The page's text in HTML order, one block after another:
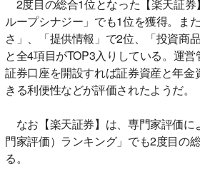
2度目の総合1位となった【楽天証
ループシナジー」でも1位を獲得。ま
さ」、「提供情報」で2位、「投資商
と全4項目がTOP3入りしている。運
証券口座を開設すれば証券資産と年
きる利便性などが評価されたようだ。
なお【楽天証券】は、専門家評価に
門家評価）ランキング」でも2度目の
る。